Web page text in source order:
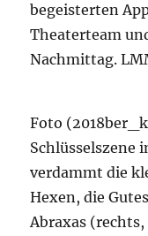
begeisterten
Theaterteam
Nachmittag.
Foto
Schlüsselszene
verdammt die
Hexen, die
Abraxas